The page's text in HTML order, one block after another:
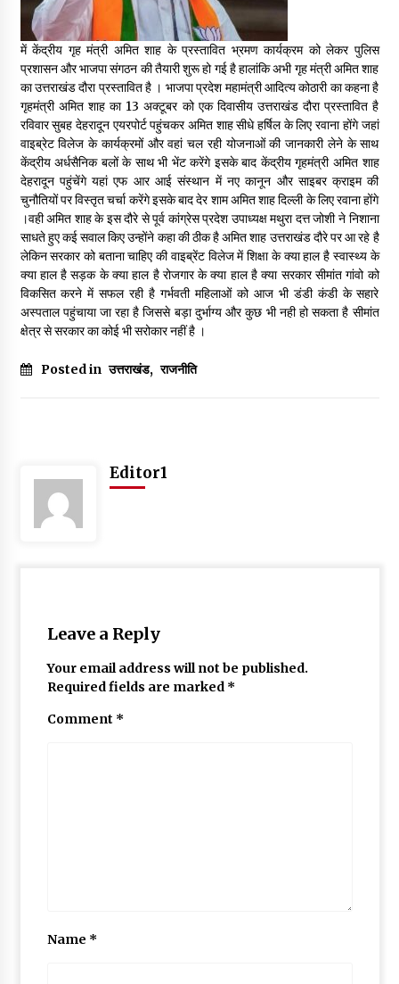
May 16, 2022
Thought Of The Day 14 May
May 14, 2022
Thought Of The Day 13 May
May 13, 2022
Thought Of The Day 12 May
May 12, 2022
Thought Of The Day 11 May
May 11, 2022
Thought Of The Day 9 May
में केंद्रीय गृह मंत्री अमित शाह के प्रस्तावित भ्रमण कार्यक्रम को लेकर पुलिस
प्रशासन और भाजपा संगठन की तैयारी शुरू हो गई है हालांकि अभी गृह मंत्री अमित शाह
का उत्तराखंड दौरा प्रस्तावित है । भाजपा प्रदेश महामंत्री आदित्य कोठारी का कहना है
गृहमंत्री अमित शाह का 13 अक्टूबर को एक दिवासीय उत्तराखंड दौरा प्रस्तावित है
रविवार सुबह देहरादून एयरपोर्ट पहुंचकर अमित शाह सीधे हर्षिल के लिए रवाना होंगे जहां
वाइब्रेट विलेज के कार्यक्रमों और वहां चल रही योजनाओं की जानकारी लेने के साथ
केंद्रीय अर्धसैनिक बलों के साथ भी भेंट करेंगे इसके बाद केंद्रीय गृहमंत्री अमित शाह
देहरादून पहुंचेंगे यहां एफ आर आई संस्थान में नए कानून और साइबर क्राइम की
चुनौतियों पर विस्तृत चर्चा करेंगे इसके बाद देर शाम अमित शाह दिल्ली के लिए रवाना होंगे
।वही अमित शाह के इस दौरे से पूर्व कांग्रेस प्रदेश उपाध्यक्ष मथुरा दत्त जोशी ने निशाना
साधते हुए कई सवाल किए उन्होंने कहा की ठीक है अमित शाह उत्तराखंड दौरे पर आ रहे है
लेकिन सरकार को बताना चाहिए की वाइब्रेंट विलेज में शिक्षा के क्या हाल है स्वास्थ्य के
क्या हाल है सड़क के क्या हाल है रोजगार के क्या हाल है क्या सरकार सीमांत गांवो को
विकसित करने में सफल रही है गर्भवती महिलाओं को आज भी डंडी कंडी के सहारे
अस्पताल पहुंचाया जा रहा है जिससे बड़ा दुर्भाग्य और कुछ भी नही हो सकता है सीमांत
क्षेत्र से सरकार का कोई भी सरोकार नहीं है ।
Posted in उत्तराखंड, राजनीति
Editor1
Leave a Reply
Your email address will not be published.
Required fields are marked *
Comment *
Name *